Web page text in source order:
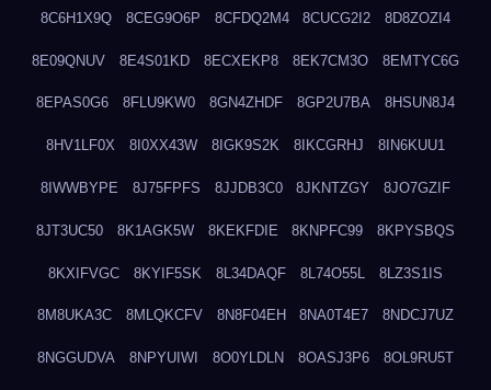
8C6H1X9Q 8CEG9O6P 8CFDQ2M4 8CUCG2I2 8D8ZOZI4
8E09QNUV 8E4S01KD 8ECXEKP8 8EK7CM3O 8EMTYC6G
8EPAS0G6 8FLU9KW0 8GN4ZHDF 8GP2U7BA 8HSUN8J4
8HV1LF0X 8I0XX43W 8IGK9S2K 8IKCGRHJ 8IN6KUU1
8IWWBYPE 8J75FPFS 8JJDB3C0 8JKNTZGY 8JO7GZIF
8JT3UC50 8K1AGK5W 8KEKFDIE 8KNPFC99 8KPYSBQS
8KXIFVGC 8KYIF5SK 8L34DAQF 8L74O55L 8LZ3S1IS
8M8UKA3C 8MLQKCFV 8N8F04EH 8NA0T4E7 8NDCJ7UZ
8NGGUDVA 8NPYUIWI 8O0YLDLN 8OASJ3P6 8OL9RU5T